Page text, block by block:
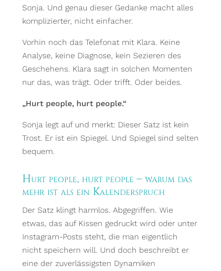
Sonja. Und genau dieser Gedanke macht alles
komplizierter, nicht einfacher.
Vorhin noch das Telefonat mit Klara. Keine
Analyse, keine Diagnose, kein Sezieren des
Geschehens. Klara sagt in solchen Momenten
nur das, was trägt. Oder trifft. Oder beides.
„Hurt people, hurt people.“
Sonja legt auf und merkt: Dieser Satz ist kein
Trost. Er ist ein Spiegel. Und Spiegel sind selten
bequem.
Hurt people, hurt people – warum das
mehr ist als ein Kalenderspruch
Der Satz klingt harmlos. Abgegriffen. Wie
etwas, das auf Kissen gedruckt wird oder unter
Instagram-Posts steht, die man eigentlich
nicht speichern will. Und doch beschreibt er
eine der zuverlässigsten Dynamiken